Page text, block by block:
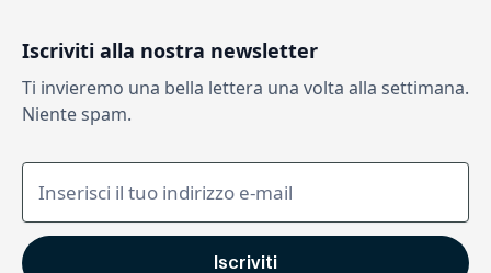
Iscriviti alla nostra newsletter
Ti invieremo una bella lettera una volta alla settimana.
Niente spam.